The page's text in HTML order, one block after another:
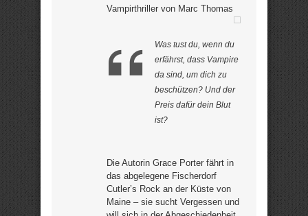
Vampirthriller von Marc Thomas
Was tust du, wenn du
erfährst, dass Vampire
da sind, um dich zu
beschützen? Und der
Preis dafür dein Blut
ist?
Die Autorin Grace Porter fährt in
das abgelegene Fischerdorf
Cutler’s Rock an der Küste von
Maine – sie sucht Vergessen und